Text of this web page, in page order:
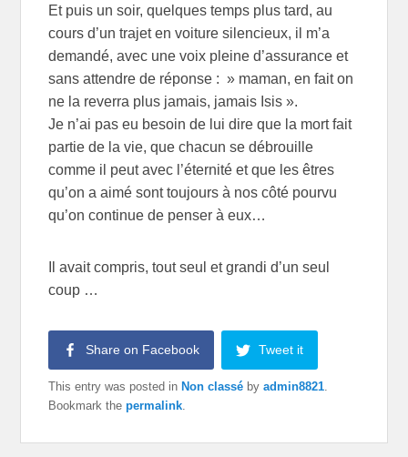
Et puis un soir, quelques temps plus tard, au
cours d’un trajet en voiture silencieux, il m’a
demandé, avec une voix pleine d’assurance et
sans attendre de réponse : » maman, en fait on
ne la reverra plus jamais, jamais Isis ».
Je n’ai pas eu besoin de lui dire que la mort fait
partie de la vie, que chacun se débrouille
comme il peut avec l’éternité et que les êtres
qu’on a aimé sont toujours à nos côté pourvu
qu’on continue de penser à eux…
Il avait compris, tout seul et grandi d’un seul
coup …
Share on Facebook Tweet it
This entry was posted in Non classé byadmin8821.
Bookmark thepermalink.